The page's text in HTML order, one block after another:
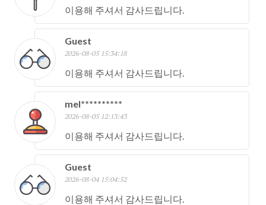
이용해 주셔서 감사드립니다.
Guest
2026-08-05 15:34:18
이용해 주셔서 감사드립니다.
mel**********
2026-08-05 12:13:43
이용해 주셔서 감사드립니다.
Guest
2026-08-04 15:04:52
이용해 주셔서 감사드립니다.